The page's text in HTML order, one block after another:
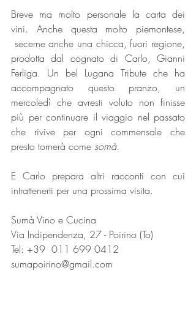
Breve ma molto personale la carta dei
vini. Anche questa molto piemontese,
secerne anche una chicca, fuori regione,
prodotta dal cognato di Carlo, Gianni
Ferliga. Un bel Lugana Tribute che ha
accompagnato questo pranzo, un
mercoledì che avresti voluto non finisse
più per continuare il viaggio nel passato
che rivive per ogni commensale che
presto tornerà come somà.
E Carlo prepara altri racconti con cui
intrattenerti per una prossima visita.
Sumà Vino e Cucina
Via Indipendenza, 27 - Poirino (To)
Tel: +39 011 699 0412
sumapoirino@gmail.com